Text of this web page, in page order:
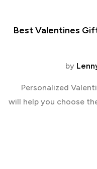
Best Valentines
by
Personalized
will help you choose